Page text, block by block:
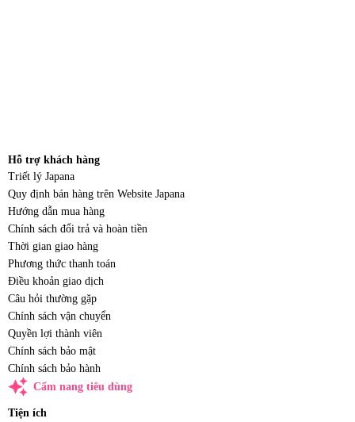
Hỗ trợ khách hàng
Triết lý Japana
Quy định bán hàng trên Website Japana
Hướng dẫn mua hàng
Chính sách đổi trả và hoàn tiền
Thời gian giao hàng
Phương thức thanh toán
Điều khoản giao dịch
Câu hỏi thường gặp
Chính sách vận chuyển
Quyền lợi thành viên
Chính sách bảo mật
Chính sách bảo hành
auto_awesome Cẩm nang tiêu dùng
Tiện ích